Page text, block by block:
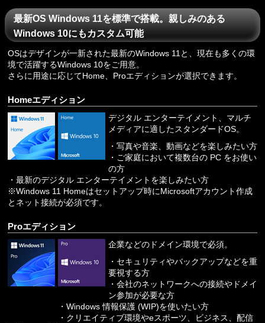
最新OS Windows 11を標準で搭載。親しみのある
Windows 10にもカスタム可能
OSはデザインが一新された最新のWindows 11と、現在も多くの環
境で活躍するWindows 10をご用意。
さらに用途に応じてHome、Proエディションが選択できます。
Homeエディション
デジタル エンターテイメント、マルチ
メディアに適したスタンダードOS。
・写真や音楽、動画などを楽しみたい方
・ご家庭において複数台の PC をお使い
の方
・最新のデジタル エンターテイメントを楽しみたい方
※Windows 11 Homeはセットアップ時にMicrosoftアカウント作成
とネット接続が必須です。
Proエディション
企業などのドメイン環境で必須。
・セキュリティやバックアップなどを重
要視する方
・会社のネットワークへの接続やドメイ
ン参加が必要な方
・Windows 情報保護 (WIP)を使いたい方
・クリエイティブ環境やeスポーツ、ビジネス、配信